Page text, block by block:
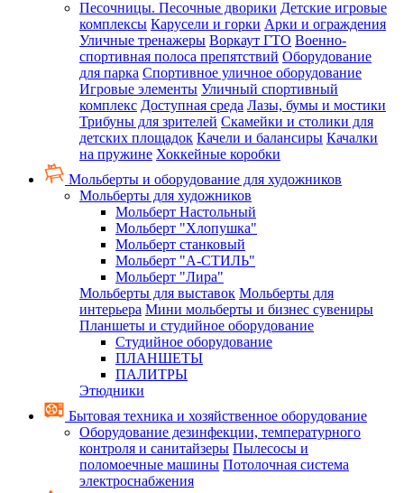
Песочницы. Песочные дворики Детские игровые
комплексы Карусели и горки Арки и ограждения
Уличные тренажеры Воркаут ГТО Военно-
спортивная полоса препятствий Оборудование
для парка Спортивное уличное оборудование
Игровые элементы Уличный спортивный
комплекс Доступная среда Лазы, бумы и мостики
Трибуны для зрителей Скамейки и столики для
детских площадок Качели и балансиры Качалки
на пружине Хоккейные коробки
Мольберты и оборудование для художников
Мольберты для художников
Мольберт Настольный
Мольберт "Хлопушка"
Мольберт станковый
Мольберт "А-СТИЛЬ"
Мольберт "Лира"
Мольберты для выставок Мольберты для
интерьера Мини мольберты и бизнес сувениры
Планшеты и студийное оборудование
Студийное оборудование
ПЛАНШЕТЫ
ПАЛИТРЫ
Этюдники
Бытовая техника и хозяйственное оборудование
Оборудование дезинфекции, температурного
контроля и санитайзеры Пылесосы и
поломоечные машины Потолочная система
электроснабжения